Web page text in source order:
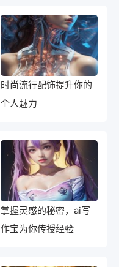
时尚流行配饰提升你的
个人魅力
掌握灵感的秘密，ai写
作宝为你传授经验